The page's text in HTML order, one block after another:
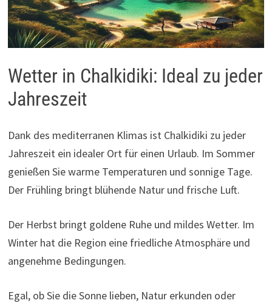
Wetter in Chalkidiki: Ideal zu jeder
Jahreszeit
Dank des mediterranen Klimas ist Chalkidiki zu jeder
Jahreszeit ein idealer Ort für einen Urlaub. Im Sommer
genießen Sie warme Temperaturen und sonnige Tage.
Der Frühling bringt blühende Natur und frische Luft.
Der Herbst bringt goldene Ruhe und mildes Wetter. Im
Winter hat die Region eine friedliche Atmosphäre und
angenehme Bedingungen.
Egal, ob Sie die Sonne lieben, Natur erkunden oder